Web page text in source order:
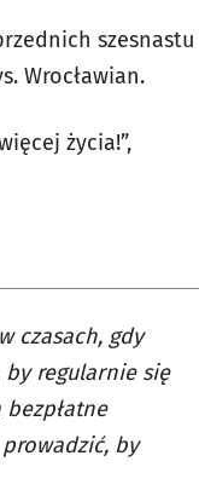
szesnastu
Wrocławian.
życia!”,
czasach, gdy
by regularnie się
by